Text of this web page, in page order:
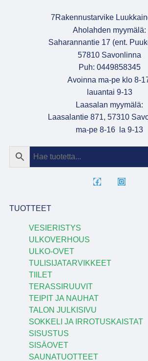
7Rakennustarvike
Aholahden myymälä:
Saharannantie 17 (ent.
57810 Savonlinna
Puh: 0449858345
Avoinna ma-pe klo 8-
lauantai 9-13
Laasalan myymälä:
Laasalantie 871, 57310
ma-pe 8-16 la 9-13
TUOTTEET
VESIERISTYS
ULKOVERHOUS
ULKO-OVET
TULISIJATARVIKKEET
TIILET
TERASSIRUUVIT
TEIPIT JA NAUHAT
TALON JULKISIVU
SOKKELI JA IRROTUSKAISTAT
SISUSTUS
SISÄOVET
SAUNATUOTTEET